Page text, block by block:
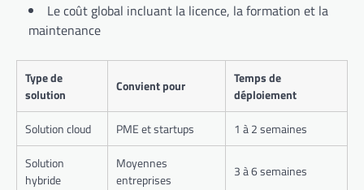
Le coût global incluant la licence, la formation et la
maintenance
Type de
solution
Convient pour
Temps de
déploiement
Solution cloud
PME et startups
1 à 2 semaines
Solution
hybride
Moyennes
entreprises
3 à 6 semaines